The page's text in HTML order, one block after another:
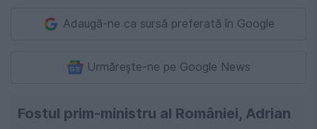
Adaugă-ne ca sursă preferată în Google
Urmărește-ne pe Google News
Fostul prim-ministru al României, Adrian